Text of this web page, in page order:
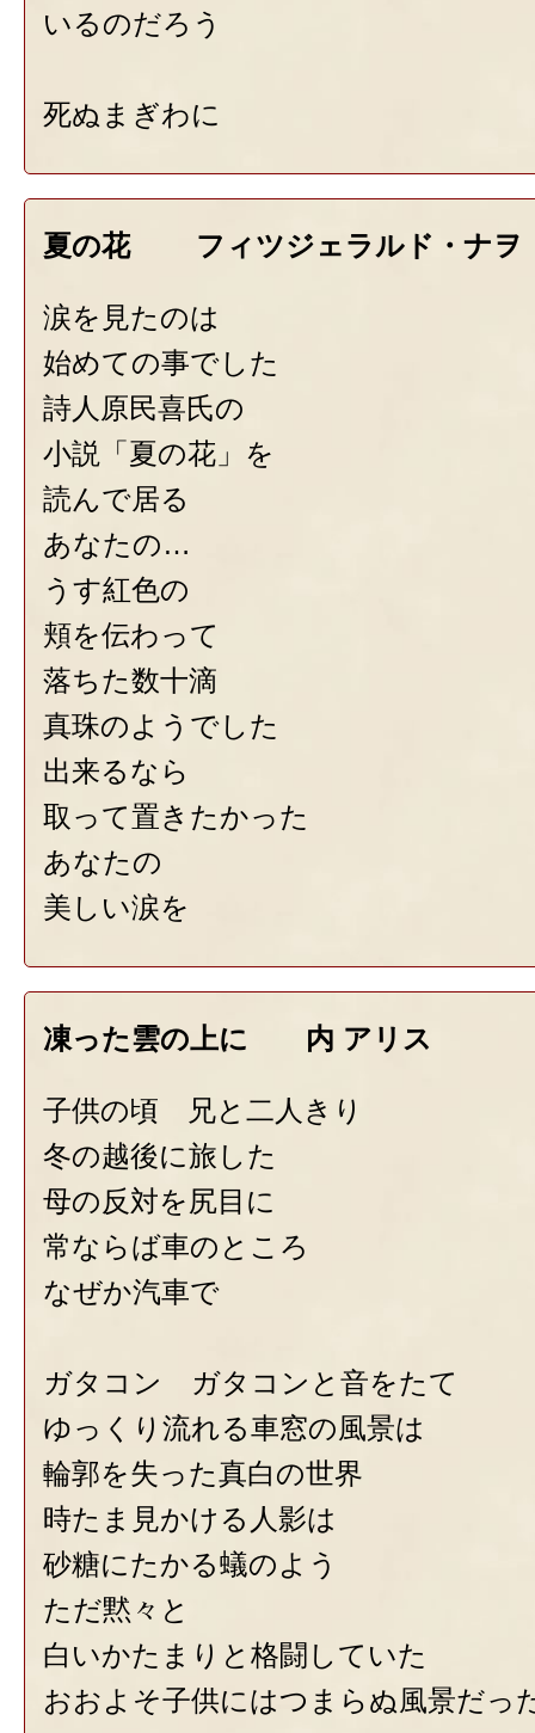
いるのだろう
死ぬまぎわに
夏の花 フィツジェラルド・ナヲ
涙を見たのは
始めての事でした
詩人原民喜氏の
小説「夏の花」を
読んで居る
あなたの…
うす紅色の
頬を伝わって
落ちた数十滴
真珠のようでした
出来るなら
取って置きたかった
あなたの
美しい涙を
凍った雲の上に 内 アリス
子供の頃 兄と二人きり
冬の越後に旅した
母の反対を尻目に
常ならば車のところ
なぜか汽車で
ガタコン ガタコンと音をたて
ゆっくり流れる車窓の風景は
輪郭を失った真白の世界
時たま見かける人影は
砂糖にたかる蟻のよう
ただ黙々と
白いかたまりと格闘していた
おおよそ子供にはつまらぬ風景だっ